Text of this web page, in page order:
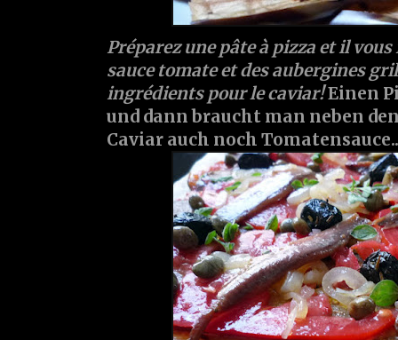
Préparez une pâte à pizza et il
sauce tomate et des aubergines
ingrédients pour le caviar!Einen
und dann braucht man neben
Caviar auch noch